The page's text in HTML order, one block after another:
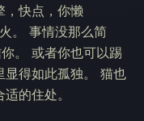
，快点，你懒
。 事情没那么简
。 或者你也可以踢
显得如此孤独。 猫也
的住处。